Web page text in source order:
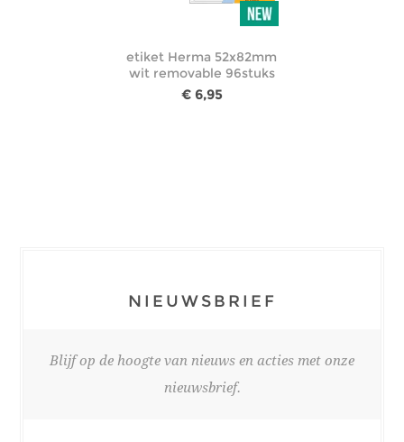
etiket Herma 52x82mm
wit removable 96stuks
€ 6,95
NIEUWSBRIEF
Blijf op de hoogte van nieuws en acties met onze
nieuwsbrief.